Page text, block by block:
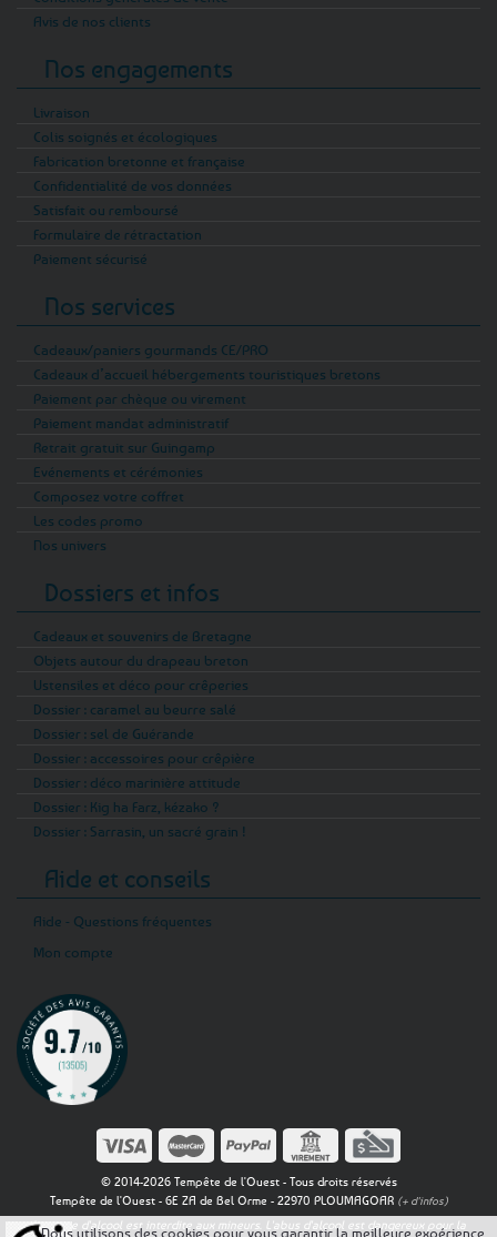
Avis de nos clients
Nos engagements
Livraison
Colis soignés et écologiques
Fabrication bretonne et française
Confidentialité de vos données
Satisfait ou remboursé
Formulaire de rétractation
Paiement sécurisé
Nos services
Cadeaux/paniers gourmands CE/PRO
Cadeaux d’accueil hébergements touristiques bretons
Paiement par chèque ou virement
Paiement mandat administratif
Retrait gratuit sur Guingamp
Evénements et cérémonies
Composez votre coffret
Les codes promo
Nos univers
Dossiers et infos
Cadeaux et souvenirs de Bretagne
Objets autour du drapeau breton
Ustensiles et déco pour crêperies
Dossier : caramel au beurre salé
Dossier : sel de Guérande
Dossier : accessoires pour crêpière
Dossier : déco marinière attitude
Dossier : Kig ha Farz, kézako ?
Dossier : Sarrasin, un sacré grain !
Aide et conseils
Aide - Questions fréquentes
Mon compte
© 2014-2026 Tempête de l'Ouest - Tous droits réservés
Tempête de l'Ouest - 6E ZA de Bel Orme - 22970 PLOUMAGOAR (+ d'infos)
La vente d'alcool est interdite aux mineurs. L'abus d'alcool est dangereux pour la
Nous utilisons des cookies pour vous garantir la meilleure expérience